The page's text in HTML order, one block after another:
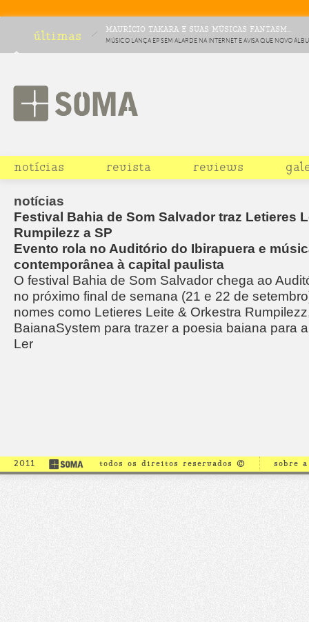
últimas MAURÍCIO TAKARA E SUAS MÚSICAS FANTASM...
MÚSICO LANÇA EP SEM ALARDE NA INTERNET E AVISA QUE NOVO
HURTMOLD SAI EM NOVEMBRO
notícias revista reviews
notícias
Festival Bahia de Som Salvador traz Letieres
Rumpilezz a SP
Evento rola no Auditório do Ibirapuera e
contemporânea à capital paulista
O festival Bahia de Som Salvador chega ao
no próximo final de semana (21 e 22 de
nomes como Letieres Leite & Orkestra
BaianaSystem para trazer a poesia baiana para
Ler
2011 todos os direitos reservados © sobre